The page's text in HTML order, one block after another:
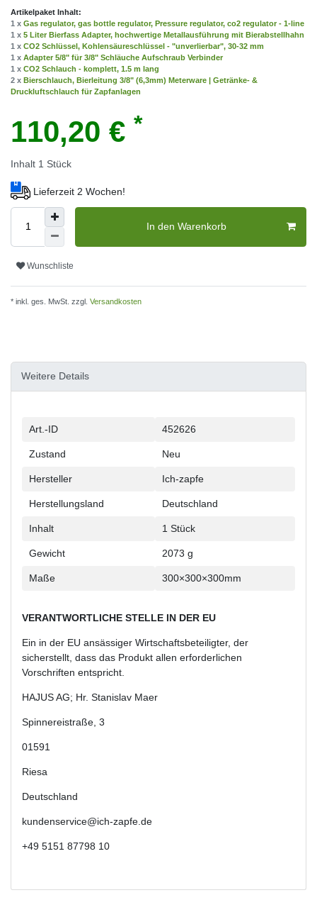
Artikelpaket Inhalt:
1 x Gas regulator, gas bottle regulator, Pressure regulator, co2 regulator - 1-line
1 x 5 Liter Bierfass Adapter, hochwertige Metallausführung mit Bierabstellhahn
1 x CO2 Schlüssel, Kohlensäureschlüssel - "unverlierbar", 30-32 mm
1 x Adapter 5/8" für 3/8" Schläuche Aufschraub Verbinder
1 x CO2 Schlauch - komplett, 1.5 m lang
2 x Bierschlauch, Bierleitung 3/8" (6,3mm) Meterware | Getränke- &
Druckluftschlauch für Zapfanlagen
110,20 € *
Inhalt 1 Stück
Lieferzeit 2 Wochen!
In den Warenkorb
Wunschliste
* inkl. ges. MwSt. zzgl. Versandkosten
Weitere Details
Technisches
Wert
Art.-ID 452626
Zustand Neu
Hersteller Ich-zapfe
Herstellungsland Deutschland
Inhalt 1 Stück
Gewicht 2073 g
Maße 300×300×300mm
VERANTWORTLICHE STELLE IN DER EU
Ein in der EU ansässiger Wirtschaftsbeteiligter, der
sicherstellt, dass das Produkt allen erforderlichen
Vorschriften entspricht.
HAJUS AG; Hr. Stanislav Maer
Spinnereistraße, 3
01591
Riesa
Deutschland
kundenservice@ich-zapfe.de
+49 5151 87798 10